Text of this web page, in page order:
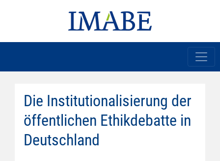
Die Institutionalisierung der
öffentlichen Ethikdebatte in
Deutschland